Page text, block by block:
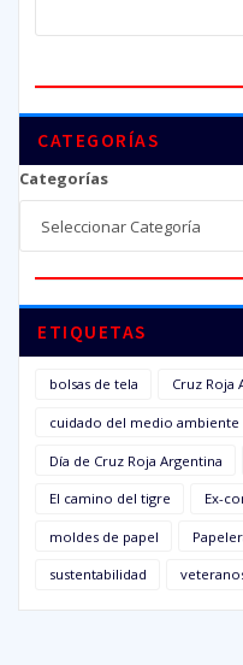
CATEGORÍAS
Categorías
ETIQUETAS
bolsas de tela Cruz Roja
cuidado del medio ambiente
Día de Cruz Roja Argentina
El camino del tigre Ex-
moldes de papel
sustentabilidad